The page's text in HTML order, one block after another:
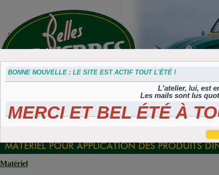
Accessoires
divers
Plaques 3D
Maillefaud et
Plaques
immatriculation
Plaques
autocollantes et
Plaques
peintes
BONNE NOUVELLE : LE SITE EST ACTIF TOUT L'ÉTÉ !
L'atelier, lui, est
Les mails sont lus
MERCI ET BEL ÉTÉ À
MATÉRIEL POUR APPLICATION DES PRODUITS
Matériel